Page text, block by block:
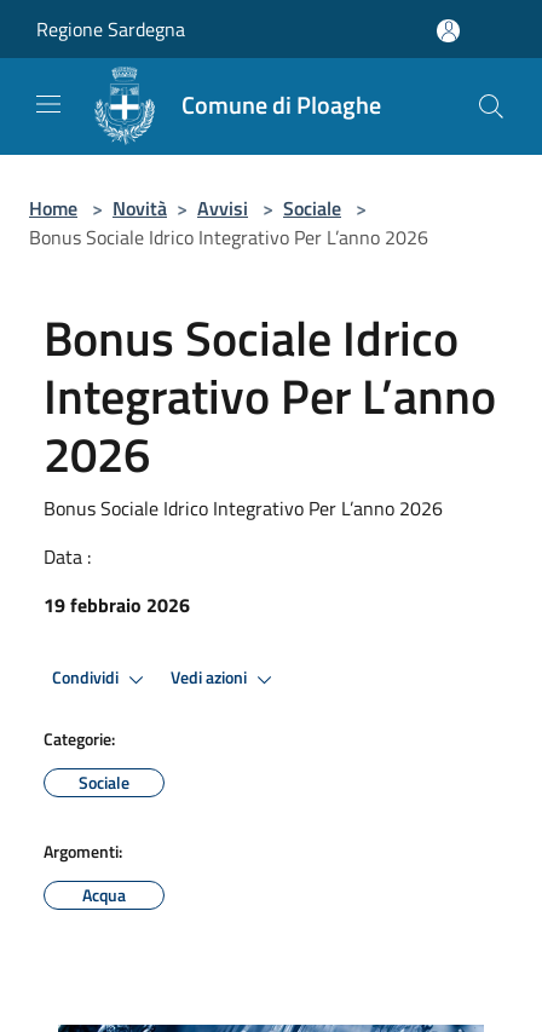
Regione Sardegna
Comune di Ploaghe
Home > Novità > Avvisi > Sociale >
Bonus Sociale Idrico Integrativo Per L’anno 2026
Bonus Sociale Idrico
Integrativo Per L’anno
2026
Bonus Sociale Idrico Integrativo Per L’anno 2026
Data :
19 febbraio 2026
Condividi Vedi azioni
Categorie:
Sociale
Argomenti:
Acqua